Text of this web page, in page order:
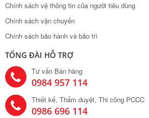
Chính sách vệ thông tin của người tiêu dùng
Chính sách vận chuyển
Chính sách bảo hành và bảo trì
TỔNG ĐÀI HỖ TRỢ
Tư vấn Bán hàng
0984 957 114
Thiết kế, Thẩm duyệt, Thi công PCCC
0986 696 114